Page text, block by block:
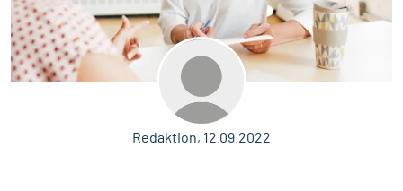
Redaktion, 12.09.2022